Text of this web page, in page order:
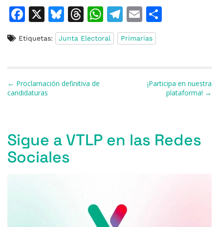
F
c
b
o
X
Bl
u
e
k
y
T
h
re
s
W
h
at
T
el
e
E
m
ai
ar
ti
Etiquetas: Junta Electoral Primarias
Navegación de entradas
← Proclamación definitiva de
candidaturas
¡Participa en nuestra
plataforma! →
Sigue a VTLP en las Redes
Sociales